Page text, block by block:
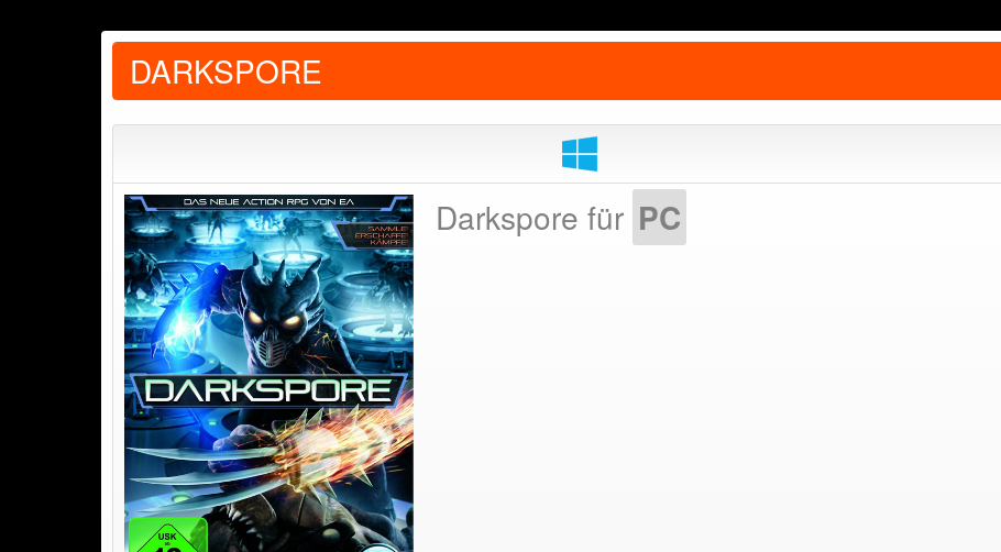
DARKSPORE
Darkspore für PC